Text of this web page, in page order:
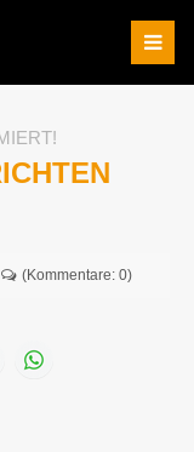
(Kommentare: 0)
Reddit